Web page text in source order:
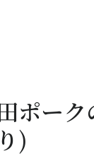
ポーク
)